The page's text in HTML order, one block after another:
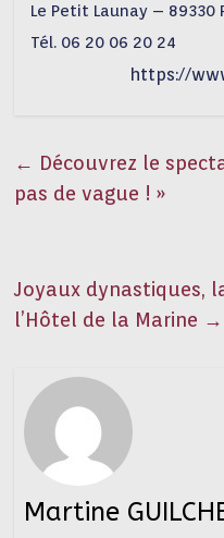
Le Petit Launay – 89330
Tél. 06 20 06 20 24
https://
← Découvrez le
pas de vague ! »
Joyaux dynastiques,
l’Hôtel de la Marine →
Martine